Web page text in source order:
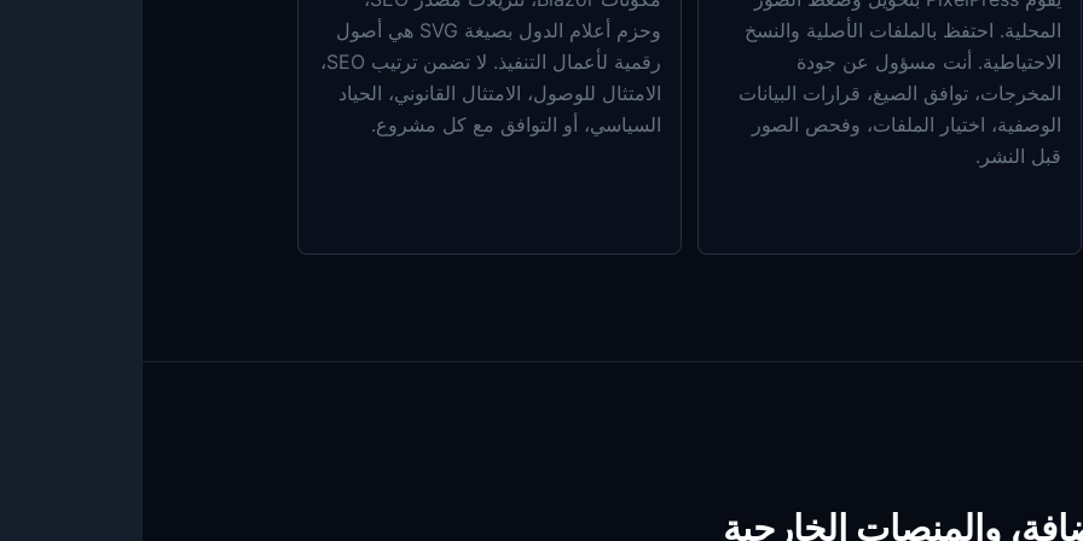
المحلية. احتفظ بالملفات الأصلية والنسخ
الاحتياطية. أنت مسؤول عن جودة
المخرجات، توافق الصيغ، قرارات البيانات
الوصفية، اختيار الملفات، وفحص الصور
قبل النشر.
وحزم أعلام الدول بصيغة SVG هي أصول
رقمية لأعمال التنفيذ. لا تضمن ترتيب SEO،
الامتثال للوصول، الامتثال القانوني، الحياد
السياسي، أو التوافق مع كل مشروع.
والمنصات الخارجية